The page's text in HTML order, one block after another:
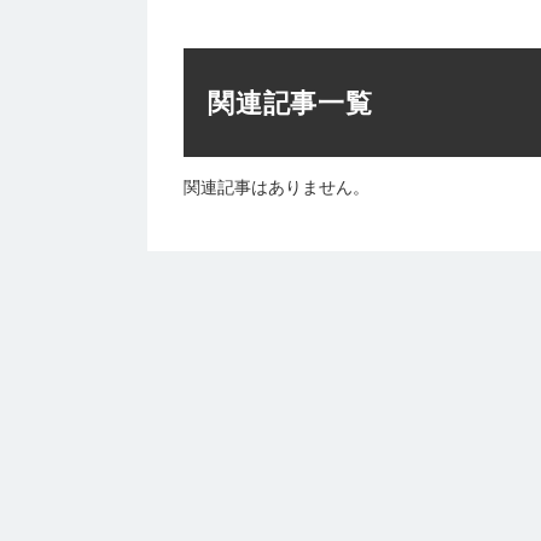
関連記事一覧
関連記事はありません。